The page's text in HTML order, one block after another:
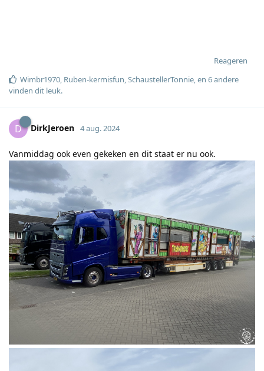
Reageren
Wimbr1970, Ruben-kermisfun,SchaustellerTonnie, en 6andere
vinden dit leuk.
D DirkJeroen 4 aug. 2024
Vanmiddag ook even gekeken en dit staat er nu ook.